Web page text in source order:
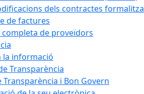
dels contractes
de factures
completa de proveïdors
la informació
Transparència
Transparència i Bon Govern